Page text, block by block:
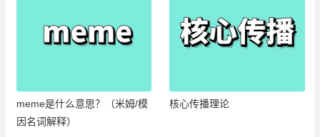
？（米姆/模 核心传播理论